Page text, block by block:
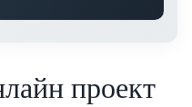
проект